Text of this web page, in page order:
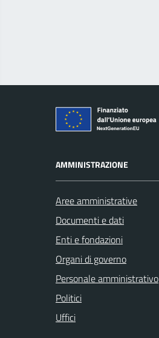
AMMINISTRAZIONE
Aree amministrative
Documenti e dati
Enti e fondazioni
Organi di governo
Personale amministrativo
Politici
Uffici